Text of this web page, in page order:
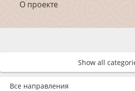
О проекте
Show all
Все направления